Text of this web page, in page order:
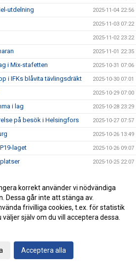
utdelning 2025-11-04 22:56
2025-11-03 07:22
2025-11-02 23:22
2025-11-01 22:35
i Mix-stafetten 2025-10-31 07:06
i IFKs blåvita tävlingsdräkt 2025-10-30 07:01
2025-10-29 07:00
i lag 2025-10-28 23:29
på besök i Helsingfors 2025-10-27 07:57
2025-10-26 13:49
laget 2025-10-26 09:07
2025-10-25 22:07
2025-10-24 09:24
Gysing 2025-10-23 08:03
vi har! 2025-10-22 21:19
i P17
i Nordiska mästerskapen i
korrekt använder vi nödvändiga
Dessa går inte att stänga av.
frivilliga cookies, t.ex. för statistik
själv om du vill acceptera dessa.
Acceptera alla